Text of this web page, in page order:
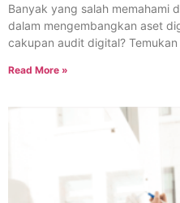
Banyak yang salah memahami
dalam mengembangkan aset
cakupan audit digital? Temukan
Read More »